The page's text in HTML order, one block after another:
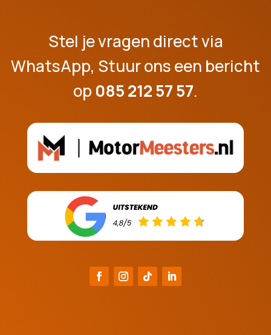
Stel je vragen direct via
WhatsApp, Stuur ons een bericht
op 085 212 57 57.